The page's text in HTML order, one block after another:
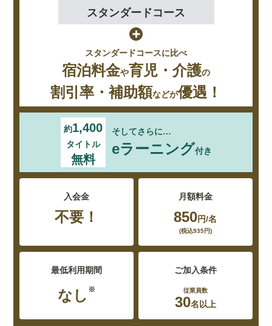
スタンダードコース
+
スタンダードコースに比べ
宿泊料金や育児・介護の
割引率・補助額などが優遇！
約1,400
タイトル
無料
そしてさらに…
eラーニング付き
入会金
不要！
月額料金
850円/名
(税込935円)
最低利用期間
なし ※
ご加入条件
従業員数
30名以上